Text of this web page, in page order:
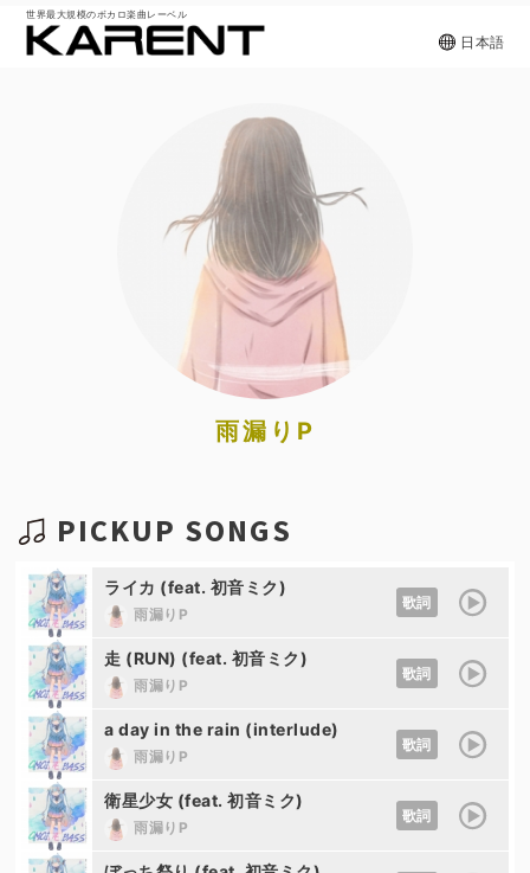
世界最大規模のボカロ楽曲レーベル
日本語
雨漏りP
PICKUP SONGS
ライカ (feat. 初音ミク)
雨漏りP
歌詞
走 (RUN) (feat. 初音ミク)
雨漏りP
歌詞
a day in the rain (interlude)
雨漏りP
歌詞
衛星少女 (feat. 初音ミク)
雨漏りP
歌詞